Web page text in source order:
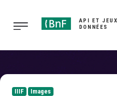
API ET
DONNÉES
IIIF Images